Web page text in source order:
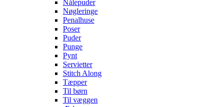
Nålepuder
Nøgleringe
Penalhuse
Poser
Puder
Punge
Pynt
Servietter
Stitch Along
Tæpper
Til børn
Til væggen